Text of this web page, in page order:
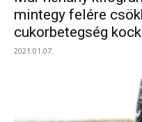
mintegy felére
cukorbetegség
2021.01.07.